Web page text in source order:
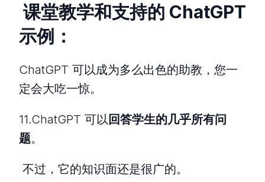
课堂教学和支持的 ChatGPT
示例：
ChatGPT 可以成为多么出色的助教，您一
定会大吃一惊。
11.ChatGPT 可以 回答学生的几乎所有问
题。
不过，它的知识面还是很广的。